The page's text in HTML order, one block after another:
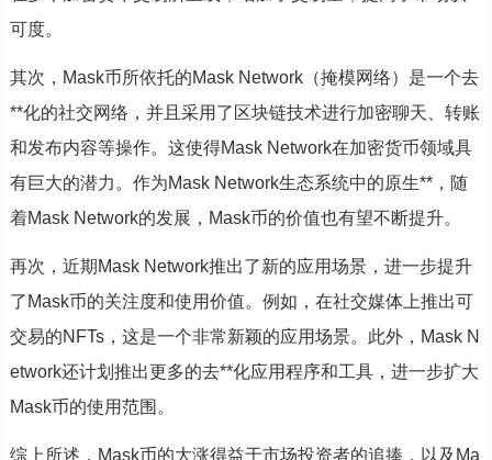
可度。
其次，Mask币所依托的Mask Network（掩模网络）是一个去
**化的社交网络，并且采用了区块链技术进行加密聊天、转账
和发布内容等操作。这使得Mask Network在加密货币领域具
有巨大的潜力。作为Mask Network生态系统中的原生**，随
着Mask Network的发展，Mask币的价值也有望不断提升。
再次，近期Mask Network推出了新的应用场景，进一步提升
了Mask币的关注度和使用价值。例如，在社交媒体上推出可
交易的NFTs，这是一个非常新颖的应用场景。此外，Mask N
etwork还计划推出更多的去**化应用程序和工具，进一步扩大
Mask币的使用范围。
综上所述，Mask币的大涨得益于市场投资者的追捧，以及Ma